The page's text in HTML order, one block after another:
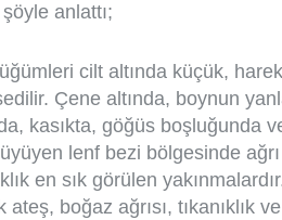
anlattı;
cilt altında küçük,
Çene altında, boynun
kasıkta, göğüs boşluğunda
lenf bezi bölgesinde
en sık görülen
boğaz ağrısı, tıkanıklık